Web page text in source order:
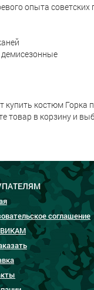
опыта
костюм Горка
в корзину и
соглашение